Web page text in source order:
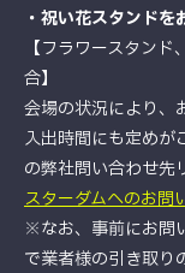
・祝い花スタンドを
【フラワースタン
合】
会場の状況により、
入出時間にも定めが
の弊社問い合わせ先
スターダムへのお問
※なお、事前にお問
で業者様の引き取り